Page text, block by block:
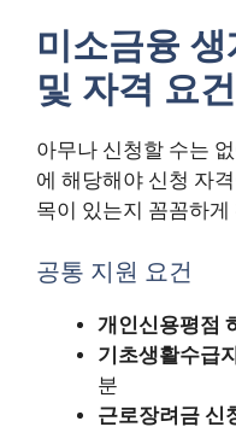
미소금융
및 자격 요
아무나 신청할 수는
에 해당해야 신청 자
목이 있는지 꼼꼼하게
공통 지원 요건
개인신용평점
기초생활수급
분
근로장려금 신